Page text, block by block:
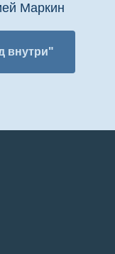
Маркин
внутри"